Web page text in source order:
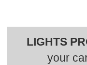
LIGHTS
your